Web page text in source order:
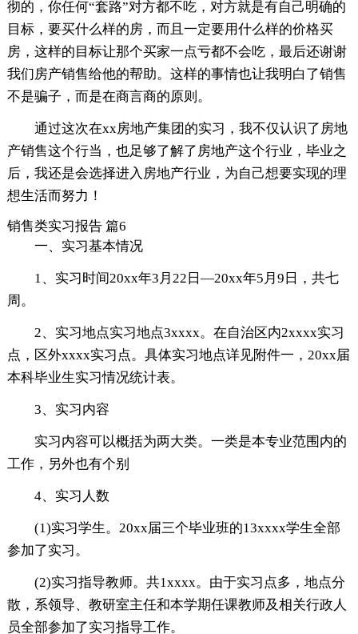
彻的，你任何“套路”对方都不吃，对方就是有自己明确的
目标，要买什么样的房，而且一定要用什么样的价格买
房，这样的目标让那个买家一点亏都不会吃，最后还谢谢
我们房产销售给他的帮助。这样的事情也让我明白了销售
不是骗子，而是在商言商的原则。
通过这次在xx房地产集团的实习，我不仅认识了房地
产销售这个行当，也足够了解了房地产这个行业，毕业之
后，我还是会选择进入房地产行业，为自己想要实现的理
想生活而努力！
销售类实习报告 篇6
一、实习基本情况
1、实习时间20xx年3月22日—20xx年5月9日，共七
周。
2、实习地点实习地点3xxxx。在自治区内2xxxx实习
点，区外xxxx实习点。具体实习地点详见附件一，20xx届
本科毕业生实习情况统计表。
3、实习内容
实习内容可以概括为两大类。一类是本专业范围内的
工作，另外也有个别
4、实习人数
(1)实习学生。20xx届三个毕业班的13xxxx学生全部
参加了实习。
(2)实习指导教师。共1xxxx。由于实习点多，地点分
散，系领导、教研室主任和本学期任课教师及相关行政人
员全部参加了实习指导工作。